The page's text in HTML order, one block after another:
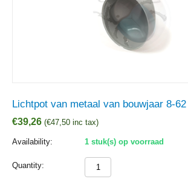
Lichtpot van metaal van bouwjaar 8-
€39,26 (€47,50 inc tax)
Availability: 1 stuk(s) op voorraad
Quantity: